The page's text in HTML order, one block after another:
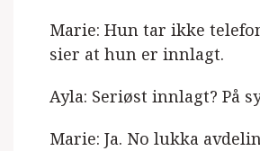
Marie: Hun tar ikke
sier at hun er innlagt.
Ayla: Seriøst innlagt? På
Marie: Ja. No lukka